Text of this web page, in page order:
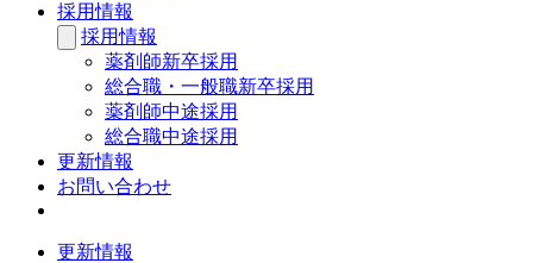
採用情報
採用情報
薬剤師新卒採用
総合職・一般職新卒採用
薬剤師中途採用
総合職中途採用
更新情報
お問い合わせ
更新情報